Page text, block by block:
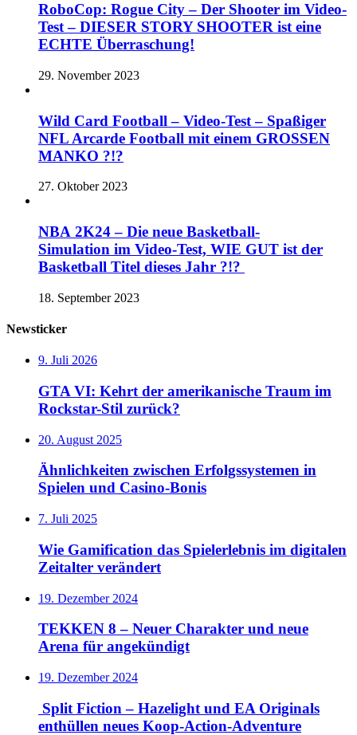
RoboCop: Rogue City – Der Shooter im Video-
Test – DIESER STORY SHOOTER ist eine
ECHTE Überraschung!
29. November 2023
Wild Card Football – Video-Test – Spaßiger
NFL Arcarde Football mit einem GROSSEN
MANKO ?!?
27. Oktober 2023
NBA 2K24 – Die neue Basketball-
Simulation im Video-Test, WIE GUT ist der
Basketball Titel dieses Jahr ?!?
18. September 2023
Newsticker
9. Juli 2026
GTA VI: Kehrt der amerikanische Traum im
Rockstar-Stil zurück?
20. August 2025
Ähnlichkeiten zwischen Erfolgssystemen in
Spielen und Casino‑Bonis
7. Juli 2025
Wie Gamification das Spielerlebnis im digitalen
Zeitalter verändert
19. Dezember 2024
TEKKEN 8 – Neuer Charakter und neue
Arena für angekündigt
19. Dezember 2024
Split Fiction – Hazelight und EA Originals
enthüllen neues Koop-Action-Adventure